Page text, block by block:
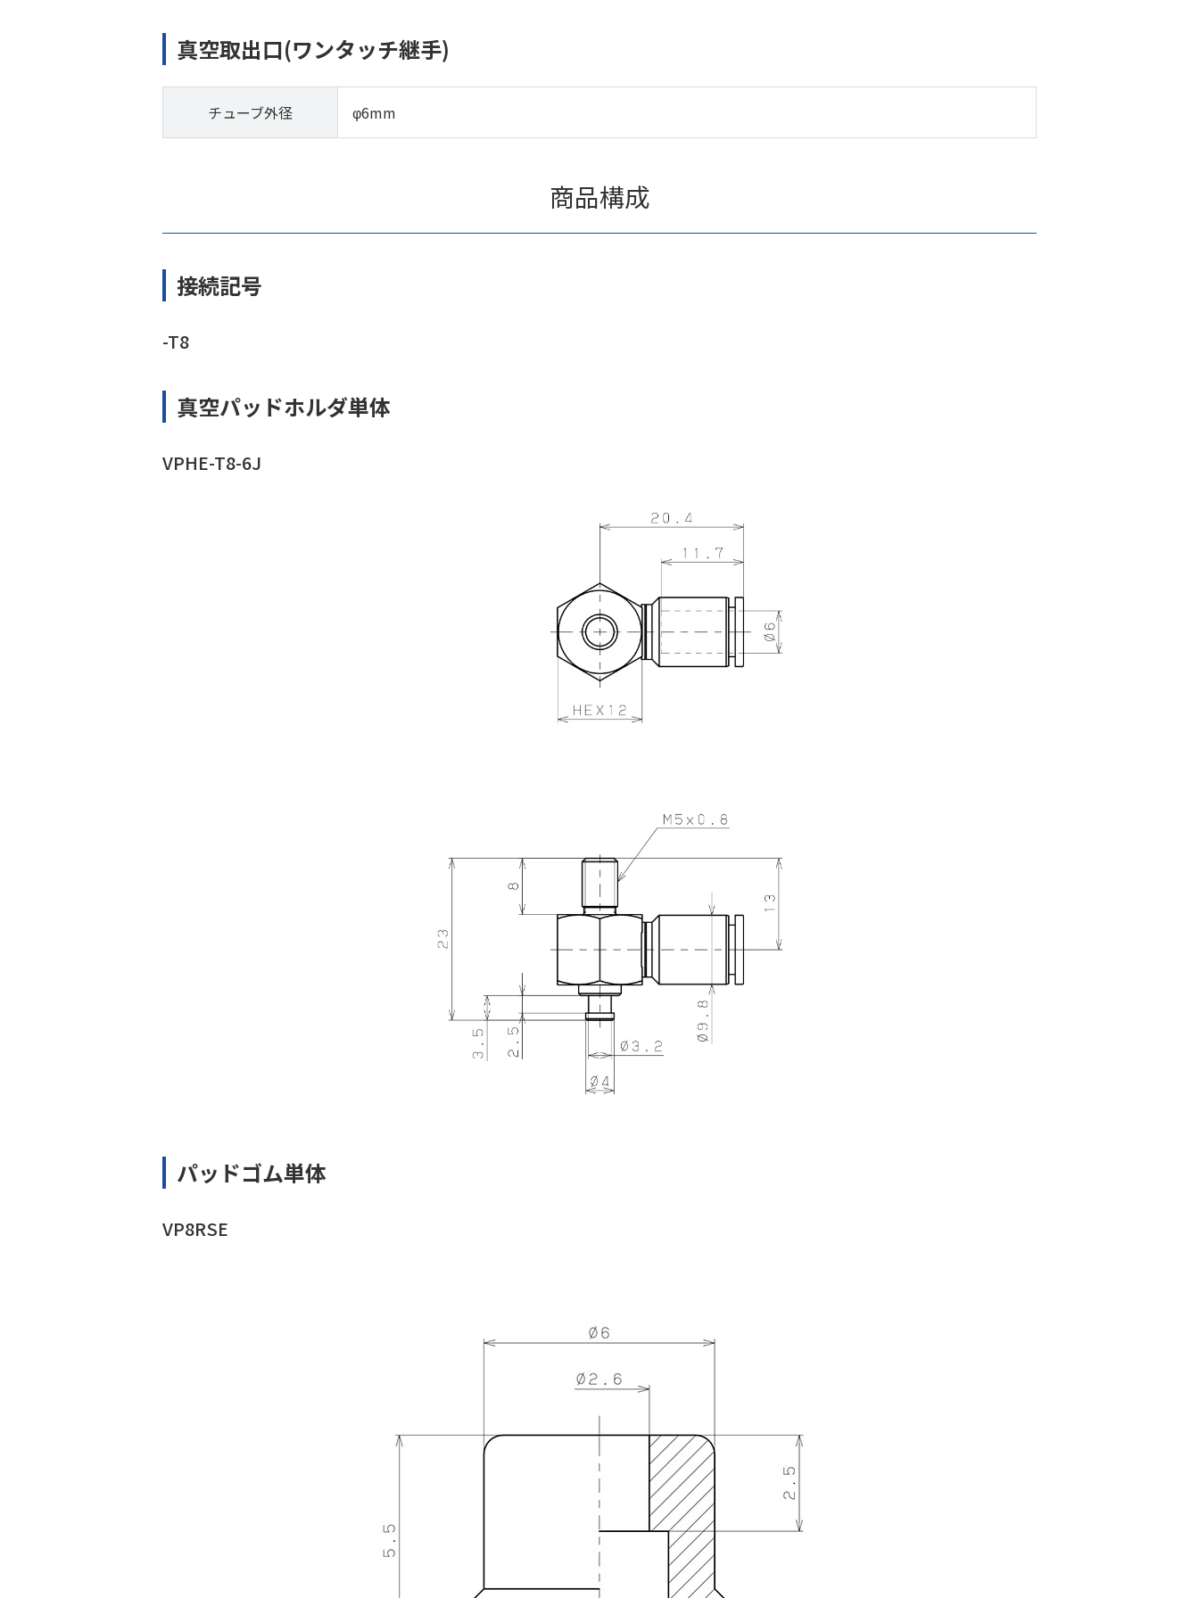
真空取出口(ワンタッチ継手)
チューブ外径 φ6mm
商品構成
接続記号
-T8
真空パッドホルダ単体
VPHE-T8-6J
パッドゴム単体
VP8RSE